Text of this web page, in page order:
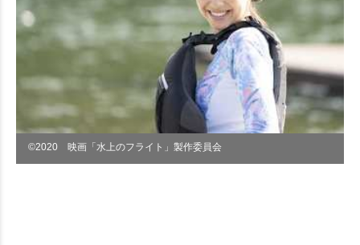
©︎2020 映画「水上のフライト」製作委員会